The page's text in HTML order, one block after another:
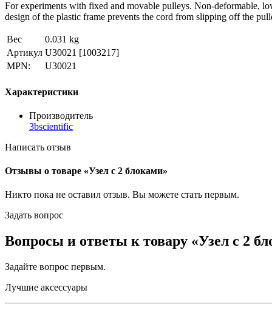
For experiments with fixed and movable pulleys. Non-deformable,
design of the plastic frame prevents the cord from slipping off the
Вес
0.031 kg
Артикул U30021 [1003217]
MPN:
U30021
Характеристики
Производитель
3bscientific
Написать отзыв
Отзывы о товаре «Узел с 2 блоками»
Никто пока не оставил отзыв. Вы можете стать первым.
Задать вопрос
Вопросы и ответы к товару «Узел с 2
Задайте вопрос первым.
Лучшие аксессуары